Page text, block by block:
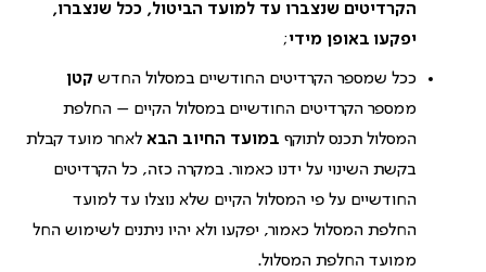
הקרדיטים שנצברו עד למועד הביטול, ככל שנצברו,
יפקעו באופן מידי;
ככל שמספר הקרדיטים החודשיים במסלול החדש קטן
ממספר הקרדיטים החודשיים במסלול הקיים – החלפת
המסלול תכנס לתוקף במועד החיוב הבא לאחר מועד קבלת
בקשת השינוי על ידנו כאמור. במקרה כזה, כל הקרדיטים
החודשיים על פי המסלול הקיים שלא נוצלו עד למועד
החלפת המסלול כאמור, יפקעו ולא יהיו ניתנים לשימוש החל
ממועד החלפת המסלול.